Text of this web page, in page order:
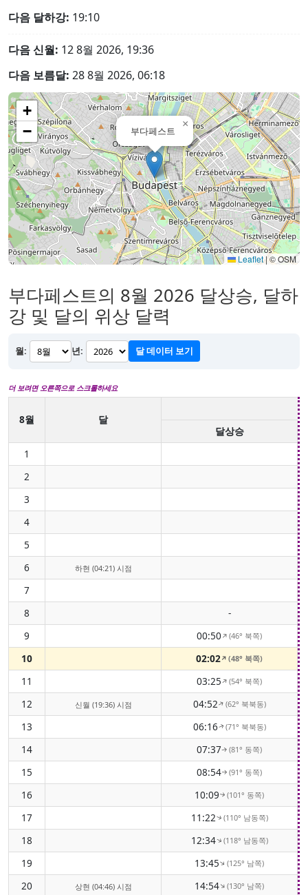
다음 달하강: 19:10
다음 신월: 12 8월 2026, 19:36
다음 보름달: 28 8월 2026, 06:18
부다페스트
×
+
−
Leaflet|© OSM
부다페스트의 8월 2026 달상승, 달하
강 및 달의 위상 달력
월: 년: 달 데이터 보기
더 보려면 오른쪽으로 스크롤하세요
8월
달
달상승
1
2
3
4
5
6
하현 (04:21) 시점
7
8
-
9
00:50↑(46° 북쪽)
10 02:02↑(48° 북쪽)
11 03:25↑(54° 북쪽)
12 신월 (19:36) 시점 04:52↑(62° 북북동)
13 06:16↑(71° 북북동)
14 07:37↑(81° 동쪽)
15 08:54↑(91° 동쪽)
16 10:09↑(101° 동쪽)
17 11:22↑(110° 남동쪽)
18 12:34↑(118° 남동쪽)
19 13:45↑(125° 남쪽)
20 상현 (04:46) 시점 14:54↑(130° 남쪽)